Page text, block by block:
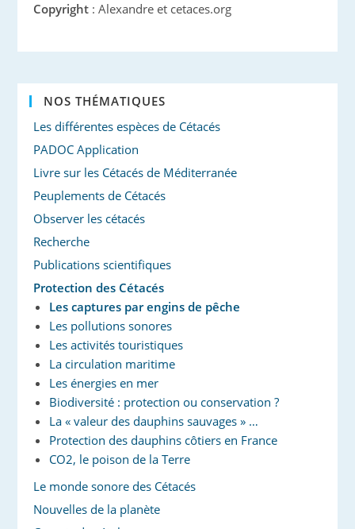
Copyright : Alexandre et cetaces.org
NOS THÉMATIQUES
Les différentes espèces de Cétacés
PADOC Application
Livre sur les Cétacés de Méditerranée
Peuplements de Cétacés
Observer les cétacés
Recherche
Publications scientifiques
Protection des Cétacés
Les captures par engins de pêche
Les pollutions sonores
Les activités touristiques
La circulation maritime
Les énergies en mer
Biodiversité : protection ou conservation ?
La « valeur des dauphins sauvages » …
Protection des dauphins côtiers en France
CO2, le poison de la Terre
Le monde sonore des Cétacés
Nouvelles de la planète